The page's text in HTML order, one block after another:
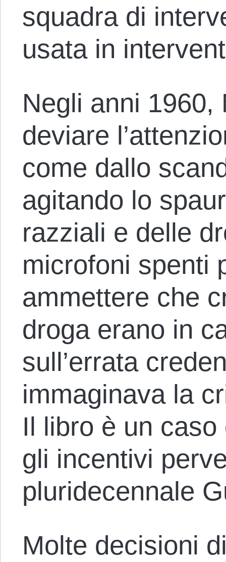
squadra di
usata in
Negli anni
deviare
come dallo
agitando lo
razziali e delle
microfoni spenti
ammettere che
droga erano in
sull’errata
immaginava la
Il libro è un
gli incentivi
pluridecennale
Molte decisioni